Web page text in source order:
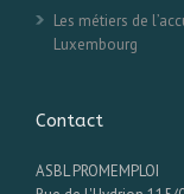
Les métiers de
Luxembourg
Contact
ASBL PROMEMPLOI